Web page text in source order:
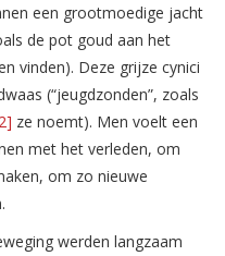
een grootmoedige jacht
de pot goud aan het
vinden). Deze grijze cynici
(“jeugdzonden”, zoals
ze noemt). Men voelt een
met het verleden, om
om zo nieuwe
werden langzaam